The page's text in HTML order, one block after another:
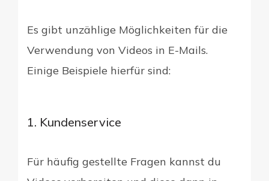
Es gibt unzählige Möglichkeiten für die
Verwendung von Videos in E-Mails.
Einige Beispiele hierfür sind:
1. Kundenservice
Für häufig gestellte Fragen kannst du